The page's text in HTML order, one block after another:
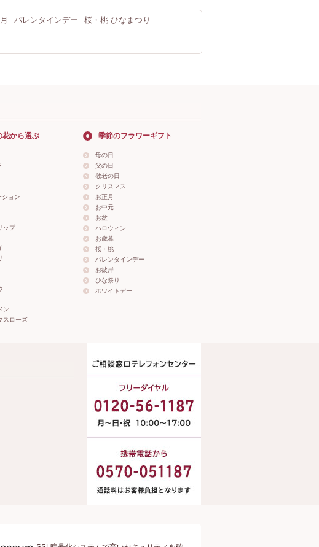
バレンタインデー
桜・桃 ひなまつり
花から選ぶ
ション
ップ
ン
スローズ
季節のフラワーギフト
母の日
父の日
敬老の日
クリスマス
お正月
お中元
お盆
ハロウィン
お歳暮
桜・桃
バレンタインデー
お彼岸
ひな祭り
ホワイトデー